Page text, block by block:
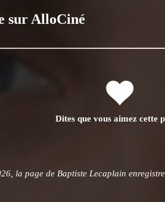
sur AlloCiné
Dites que vous aimez cette
la page de Baptiste Lecaplain enregistre